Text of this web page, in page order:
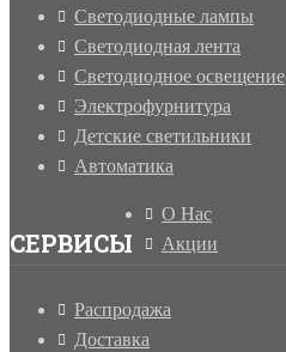
Светодиодные лампы
Светодиодная лента
Светодиодное освещение
Электрофурнитура
Детские светильники
Автоматика
СЕРВИСЫ
О Нас
Акции
Распродажа
Доставка